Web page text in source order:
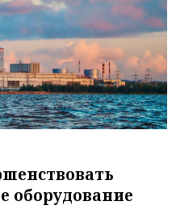
оборудование